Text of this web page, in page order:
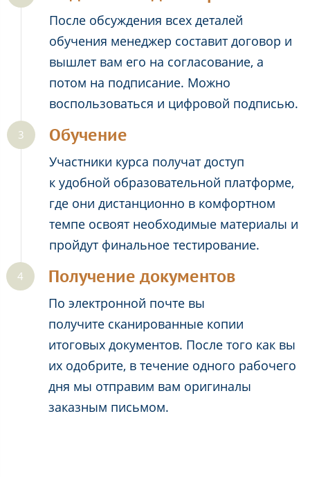
После обсуждения всех деталей
обучения менеджер составит договор и
вышлет вам его на согласование, а
потом на подписание. Можно
воспользоваться и цифровой подписью.
Обучение
Участники курса получат доступ
к удобной образовательной платформе,
где они дистанционно в комфортном
темпе освоят необходимые материалы и
пройдут финальное тестирование.
Получение документов
По электронной почте вы
получите сканированные копии
итоговых документов. После того как вы
их одобрите, в течение одного рабочего
дня мы отправим вам оригиналы
заказным письмом.